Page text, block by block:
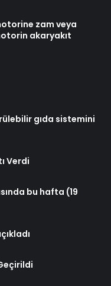
zam veya
akaryakıt
gıda sistemini
Verdi
bu hafta (19